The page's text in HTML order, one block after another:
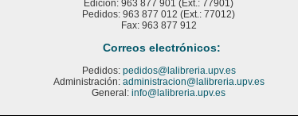
Edición: 963 877 901 (Ext.: 77901)
Pedidos: 963 877 012 (Ext.: 77012)
Fax: 963 877 912
Correos electrónicos:
Pedidos: pedidos@lalibreria.upv.es
Administración: administracion@lalibreria.upv.es
General: info@lalibreria.upv.es